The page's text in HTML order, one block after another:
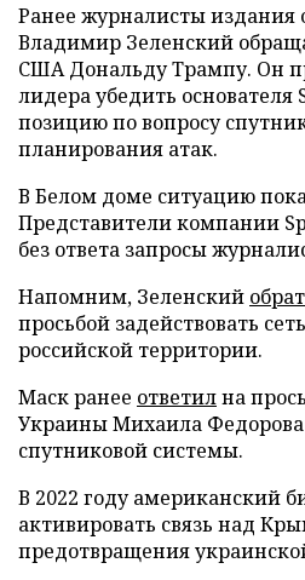
Ранее журналисты издания
Владимир Зеленский
США Дональду Трампу. Он
лидера убедить основателя
позицию по вопросу
планирования атак.
В Белом доме ситуацию
Представители компании
без ответа запросы
Напомним, Зеленский
просьбой задействовать
российской территории.
Маск ранее ответилна
Украины Михаила
спутниковой системы.
В 2022 году американский
активировать связь над
предотвращения